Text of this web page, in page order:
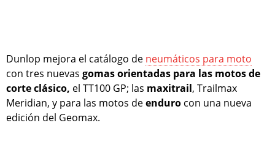
Dunlop mejora el catálogo de neumáticos para moto
con tres nuevas gomas orientadas para las motos de
corte clásico, el TT100 GP; las maxitrail, Trailmax
Meridian, y para las motos deenduro con una nueva
edición del Geomax.